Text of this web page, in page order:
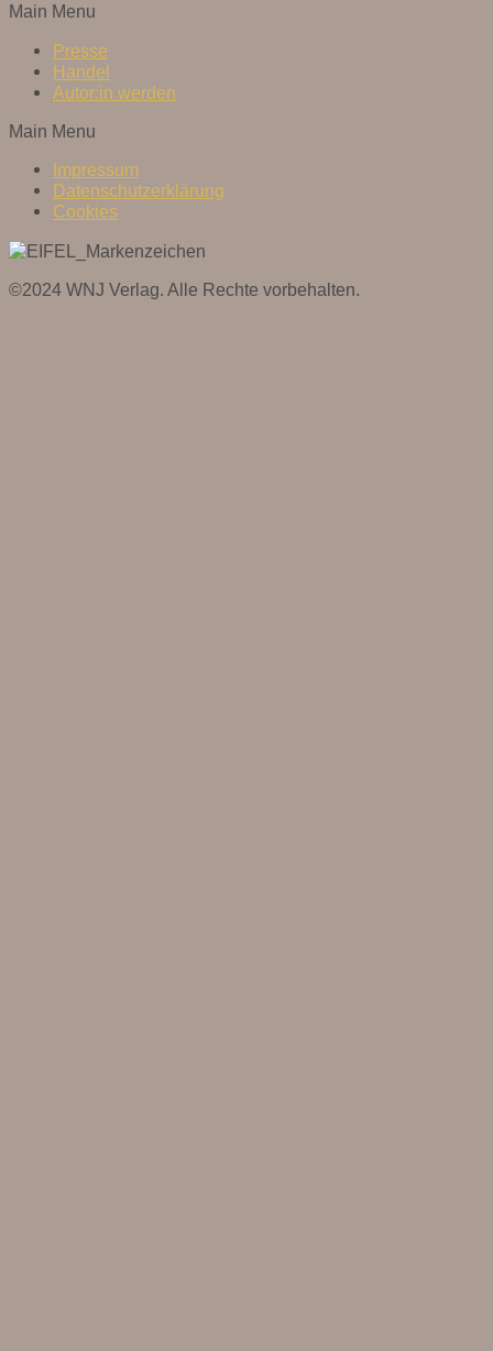
Main Menu
Presse
Handel
Autor:in werden
Main Menu
Impressum
Datenschutzerklärung
Cookies
©2024 WNJ Verlag. Alle Rechte vorbehalten.